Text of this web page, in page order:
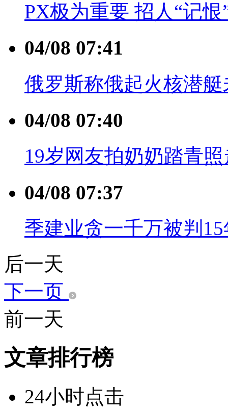
PX极为重要 招人“记
04/08 07:41
俄罗斯称俄起火核潜
04/08 07:40
19岁网友拍奶奶踏青
04/08 07:37
季建业贪一千万被判15
后一天
下一页
前一天
文章排行榜
24小时点击